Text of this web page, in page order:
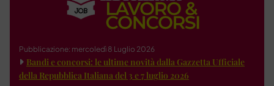
Pubblicazione: mercoledì 8 Luglio 2026
Bandi e concorsi: le ultime novità dalla Gazzetta Ufficiale
della Repubblica Italiana del 3 e 7 luglio 2026